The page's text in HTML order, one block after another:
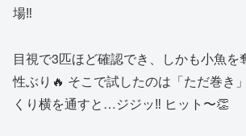
場‼️
目視で3匹ほど確認でき、しかも小魚を
性ぶり🔥 そこで試したのは「ただ巻き
くり横を通すと…ジジッ‼️ ヒット〜👏